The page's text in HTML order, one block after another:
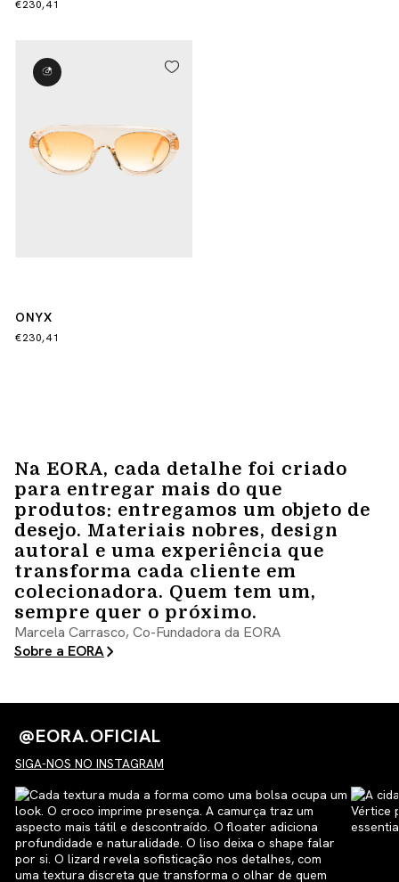
€230,41
ONYX
€230,41
Na EORA, cada detalhe foi criado
para entregar mais do que
produtos: entregamos um objeto de
desejo. Materiais nobres, design
autoral e uma experiência que
transforma cada cliente em
colecionadora. Quem tem um,
sempre quer o próximo.
Marcela Carrasco, Co-Fundadora da EORA
Sobre a EORA
@EORA.OFICIAL
SIGA-NOS NO INSTAGRAM